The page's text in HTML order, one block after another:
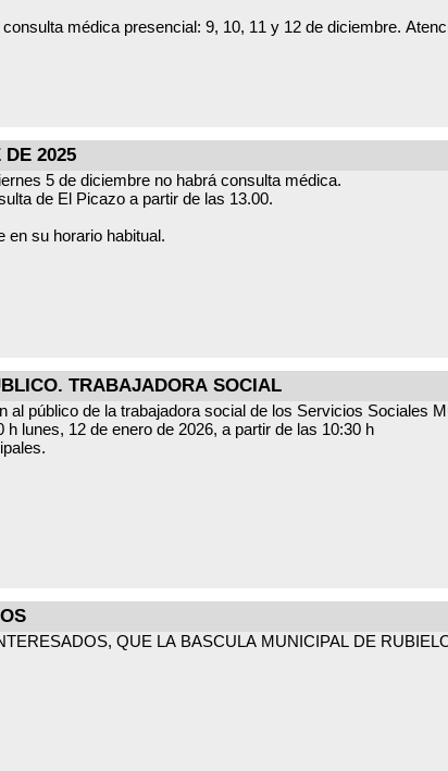
DE 2025
5 de diciembre no habrá consulta médica.
de El Picazo a partir de las 13.00.
en su horario habitual.
TRABAJADORA SOCIAL
al público de la trabajadora social de los Servicios Sociales
lunes, 22 de diciembre de 2025, a partir de las 10:30 h lunes, 12 de enero de 2026, a partir de las 10:30 h
QUE LA BASCULA MUNICIPAL DE